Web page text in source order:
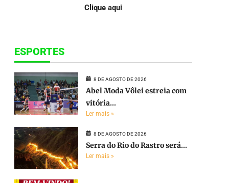
Clique aqui
ESPORTES
8 DE AGOSTO DE 2026
Abel Moda Vôlei estreia com
vitória...
Ler mais »
8 DE AGOSTO DE 2026
Serra do Rio do Rastro será...
Ler mais »